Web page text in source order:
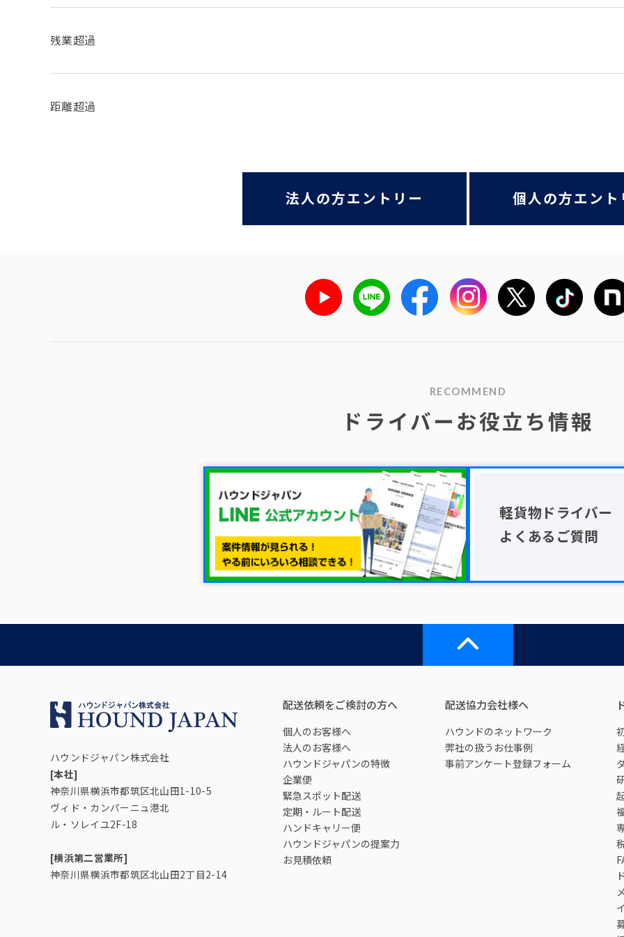
残業超過
距離超過
法人の方エントリー 個人の方エント
RECOMMEND
ドライバーお役立ち情報
軽貨物ドライバー
よくあるご質問
ハウンドジャパン株式会社
[本社]
神奈川県横浜市都筑区北山田1-10-5
ヴィド・カンパーニュ港北
ル・ソレイユ2F-18
[横浜第二営業所]
神奈川県横浜市都筑区北山田2丁目2-14
配送依頼をご検討の方へ
個人のお客様へ
法人のお客様へ
ハウンドジャパンの特徴
企業便
緊急スポット配送
定期・ルート配送
ハンドキャリー便
ハウンドジャパンの提案力
お見積依頼
配送協力会社様へ
ハウンドのネットワーク
弊社の扱うお仕事例
事前アンケート登録フォーム